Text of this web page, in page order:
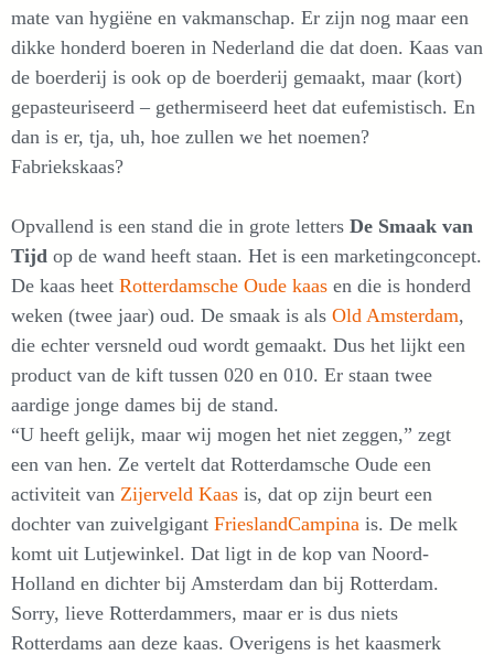
mate van hygiëne en vakmanschap. Er zijn nog maar een
dikke honderd boeren in Nederland die dat doen. Kaas van
de boerderij is ook op de boerderij gemaakt, maar (kort)
gepasteuriseerd – gethermiseerd heet dat eufemistisch. En
dan is er, tja, uh, hoe zullen we het noemen?
Fabriekskaas?
Opvallend is een stand die in grote letters De Smaak van
Tijd op de wand heeft staan. Het is een marketingconcept.
De kaas heet Rotterdamsche Oude kaas en die is honderd
weken (twee jaar) oud. De smaak is als Old Amsterdam,
die echter versneld oud wordt gemaakt. Dus het lijkt een
product van de kift tussen 020 en 010. Er staan twee
aardige jonge dames bij de stand.
“U heeft gelijk, maar wij mogen het niet zeggen,” zegt
een van hen. Ze vertelt dat Rotterdamsche Oude een
activiteit van Zijerveld Kaas is, dat op zijn beurt een
dochter van zuivelgigant FrieslandCampina is. De melk
komt uit Lutjewinkel. Dat ligt in de kop van Noord-
Holland en dichter bij Amsterdam dan bij Rotterdam.
Sorry, lieve Rotterdammers, maar er is dus niets
Rotterdams aan deze kaas. Overigens is het kaasmerk